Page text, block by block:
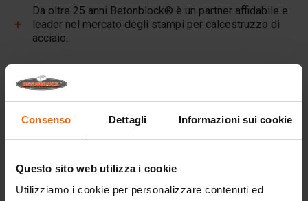
Consenso Dettagli Informazioni sui cookie
Questo sito web utilizza i cookie
Utilizziamo i cookie per personalizzare contenuti ed
Da oltre 25 anni Betonblock® è un partner affidabile e
leader nel mercato degli stampi per calcestruzzo di
acciaio.
Domande frequenti
Dettagli
Pigmenti premium per calcestruzzo, colore duraturo